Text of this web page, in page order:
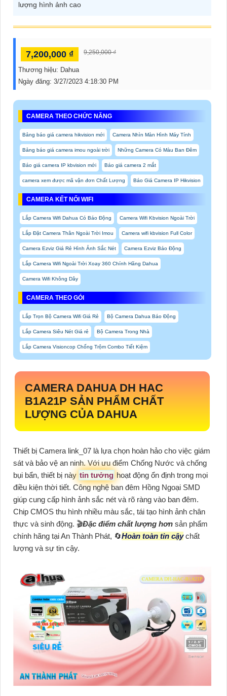
lượng hình ảnh cao
7,200,000 ₫ 9,250,000 ₫
Thương hiệu: Dahua
Ngày đăng: 3/27/2023 4:18:30 PM
CAMERA THEO CHỨC NĂNG
Bảng báo giá camera hikvision mới Camera Nhìn Màn Hình Máy Tính
Bảng báo giá camera imou ngoài trời Những Camera Có Màu Ban Đêm
Báo giá camera IP kbvision mới Báo giá camera 2 mắt
camera xem được mã vận đơn Chất Lượng Báo Giá Camera IP Hikvision
CAMERA KẾT NỐI WIFI
Lắp Camera Wifi Dahua Có Báo Động Camera Wifi Kbvision Ngoài Trời
Lắp Đặt Camera Thân Ngoài Trời Imou Camera wifi kbvision Full Color
Camera Ezviz Giá Rẻ Hình Ảnh Sắc Nét Camera Ezviz Báo Động
Lắp Camera Wifi Ngoài Trời Xoay 360 Chính Hãng Dahua
Camera Wifi Không Dây
CAMERA THEO GÓI
Lắp Trọn Bộ Camera Wifi Giá Rẻ Bộ Camera Dahua Báo Động
Lắp Camera Siêu Nét Giá rẻ Bộ Camera Trong Nhà
Lắp Camera Visioncop Chống Trộm Combo Tiết Kiệm
CAMERA DAHUA DH HAC
B1A21P SẢN PHẨM CHẤT
LƯỢNG CỦA DAHUA
Thiết bị Camera link_07 là lựa chọn hoàn hảo cho việc giám
sát và bảo vệ an ninh. Với ưu điểm Chống Nước và chống
bụi bẩn, thiết bị này tin tưởng hoạt động ổn định trong mọi
điều kiện thời tiết. Công nghệ ban đêm Hồng Ngoại SMD
giúp cung cấp hình ảnh sắc nét và rõ ràng vào ban đêm.
Chip CMOS thu hình nhiều màu sắc, tái tạo hình ảnh chân
thực và sinh động. 🎬Đặc điểm chất lượng hơn sản phẩm
chính hãng tại An Thành Phát, 🔄Hoàn toàn tin cậychất
lượng và sự tin cậy.